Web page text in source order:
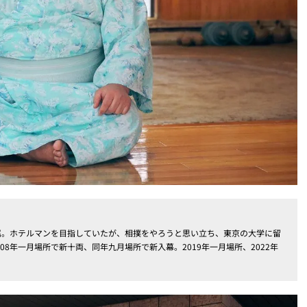
ホテルマンを目指していたが、相撲をやろうと思い立ち、東京の大学に留
年一月場所で新十両、同年九月場所で新入幕。2019年一月場所、2022年